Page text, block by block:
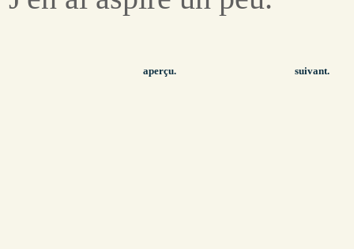
aperçu. suivant.